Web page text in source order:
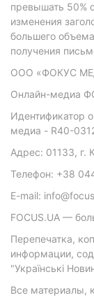
превышать 50%
изменения
большего
получения
ООО «ФОКУС
Онлайн-медиа
Идентификатор
медиа - R40-
Адрес: 01133, г.
Телефон: +38
E-mail:
FOCUS.UA —
Перепечатка,
информации,
"Українські
Все материалы,